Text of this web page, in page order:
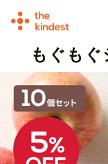
もぐもぐ